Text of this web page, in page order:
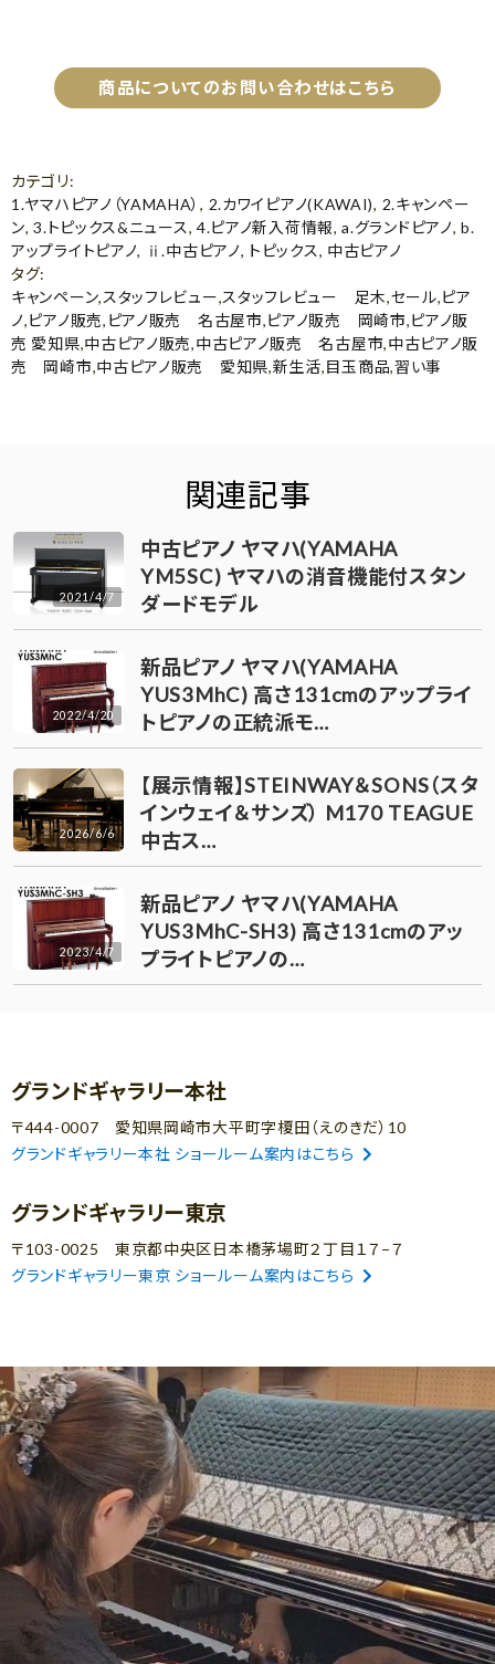
商品についてのお問い合わせはこちら
カテゴリ:
1.ヤマハピアノ（YAMAHA）, 2.カワイピアノ(KAWAI), 2.キャンペー
ン,3.トピックス&ニュース, 4.ピアノ新入荷情報,a.グランドピアノ,b.
アップライトピアノ, ⅱ.中古ピアノ, トピックス, 中古ピアノ
タグ:
キャンペーン,スタッフレビュー,スタッフレビュー 足木,セール,ピア
ノ,ピアノ販売, ピアノ販売 名古屋市,ピアノ販売 岡崎市,ピアノ販
売 愛知県,中古ピアノ販売,中古ピアノ販売 名古屋市,中古ピアノ販
売 岡崎市,中古ピアノ販売 愛知県,新生活,目玉商品,習い事
関連記事
2021/4/7
中古ピアノ ヤマハ(YAMAHA
YM5SC) ヤマハの消音機能付スタン
ダードモデル
2022/4/20
新品ピアノ ヤマハ(YAMAHA
YUS3MhC) 高さ131cmのアップライ
トピアノの正統派モ…
2026/6/6
【展示情報】STEINWAY＆SONS（スタ
インウェイ＆サンズ） M170 TEAGUE
中古ス…
2023/4/7
新品ピアノ ヤマハ(YAMAHA
YUS3MhC-SH3) 高さ131cmのアッ
プライトピアノの…
グランドギャラリー本社
〒444-0007 愛知県岡崎市大平町字榎田（えのきだ）10
グランドギャラリー本社 ショールーム案内はこちら
グランドギャラリー東京
〒103-0025 東京都中央区日本橋茅場町２丁目１７−７
グランドギャラリー東京 ショールーム案内はこちら